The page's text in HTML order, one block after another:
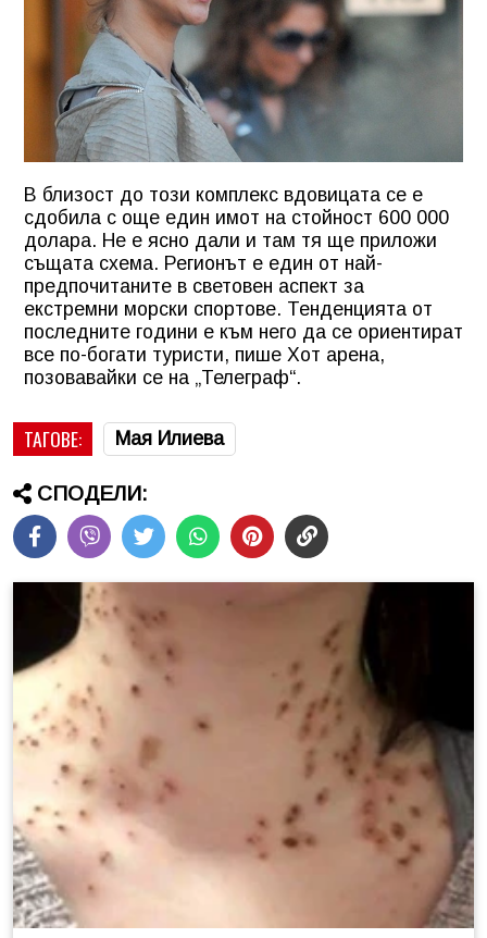
В близост до този комплекс вдовицата се е
сдобила с още един имот на стойност 600 000
долара. Не е ясно дали и там тя ще приложи
същата схема. Регионът е един от най-
предпочитаните в световен аспект за
екстремни морски спортове. Тенденцията от
последните години е към него да се ориентират
все по-богати туристи, пише Хот арена,
позовавайки се на „Телеграф“.
ТАГОВЕ: Мая Илиева
СПОДЕЛИ: